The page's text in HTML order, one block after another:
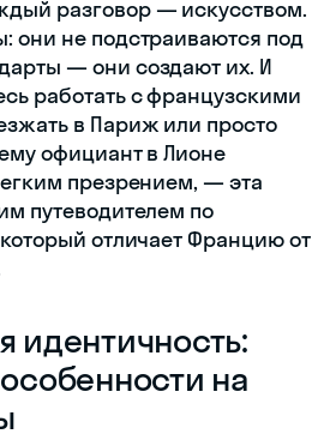
разговор — искусством.
они не подстраиваются под
— они создают их. И
работать с французскими
в Париж или просто
официант в Лионе
презрением, — эта
путеводителем по
отличает Францию от
идентичность:
на